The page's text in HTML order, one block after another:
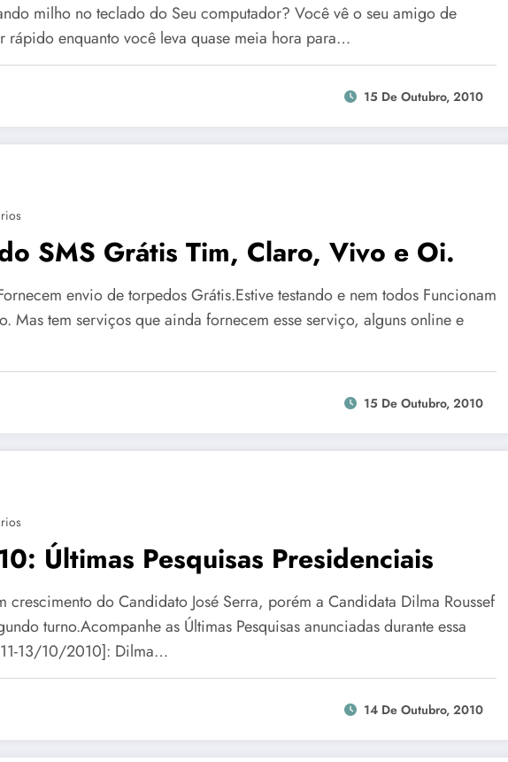
milho no teclado do Seu computador? Você vê o seu amigo de
rápido enquanto você leva quase meia hora para…
15 De Outubro, 2010
SMS Grátis Tim, Claro, Vivo e Oi.
envio de torpedos Grátis.Estive testando e nem todos Funcionam
Mas tem serviços que ainda fornecem esse serviço, alguns online e
15 De Outubro, 2010
Últimas Pesquisas Presidenciais
crescimento do Candidato José Serra, porém a Candidata Dilma Roussef
turno.Acompanhe as Últimas Pesquisas anunciadas durante essa
13/10/2010]: Dilma…
14 De Outubro, 2010